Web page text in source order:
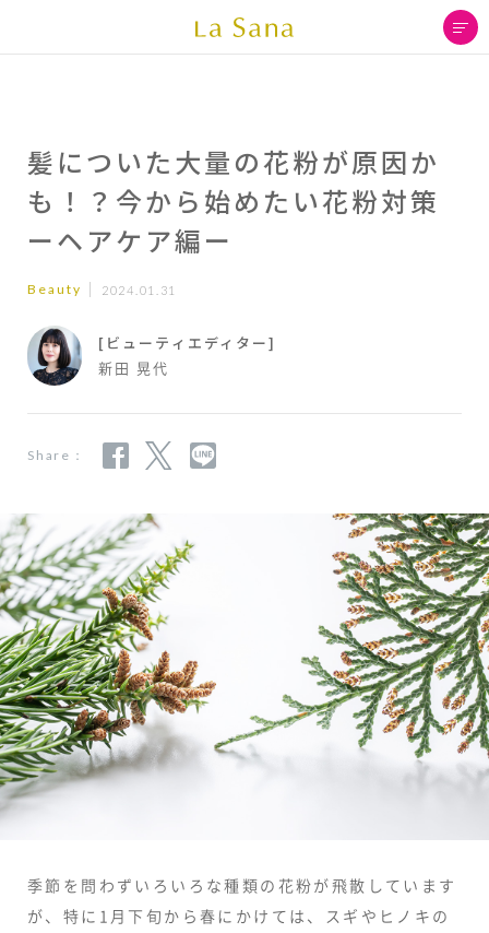
髪についた大量の花粉が原因か
も！？今から始めたい花粉対策
ーヘアケア編ー
Beauty 2024.01.31
[ビューティエディター]
新田 晃代
Share：
季節を問わずいろいろな種類の花粉が飛散しています
が、特に1月下旬から春にかけては、スギやヒノキの